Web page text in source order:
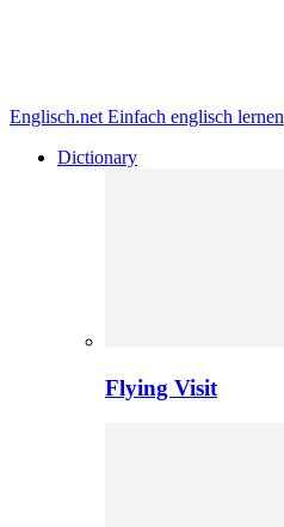
Englisch.net Einfach englisch lernen
Dictionary
Flying Visit